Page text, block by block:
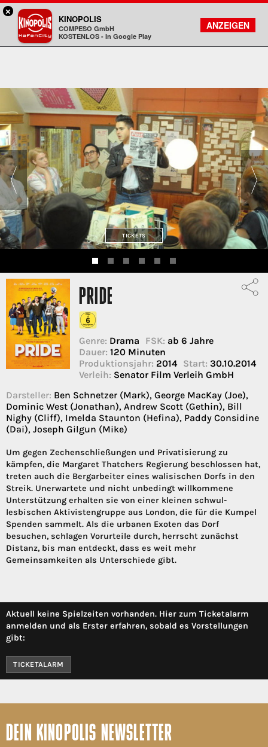
Kinopolis
FILMSUCHE
KONTO
TICKETS
PRIDE
Genre: Drama FSK: ab 6 Jahre
Dauer: 120 Minuten
Produktionsjahr: 2014 Start: 30.10.2014
Verleih: Senator Film Verleih GmbH
Darsteller: Ben Schnetzer (Mark), George MacKay (Joe),
Dominic West (Jonathan), Andrew Scott (Gethin), Bill
Nighy (Cliff), Imelda Staunton (Hefina), Paddy Considine
(Dai), Joseph Gilgun (Mike)
Um gegen Zechenschließungen und Privatisierung zu
kämpfen, die Margaret Thatchers Regierung beschlossen hat,
treten auch die Bergarbeiter eines walisischen Dorfs in den
Streik. Unerwartete und nicht unbedingt willkommene
Unterstützung erhalten sie von einer kleinen schwul-
lesbischen Aktivistengruppe aus London, die für die Kumpel
Spenden sammelt. Als die urbanen Exoten das Dorf
besuchen, schlagen Vorurteile durch, herrscht zunächst
Distanz, bis man entdeckt, dass es weit mehr
Gemeinsamkeiten als Unterschiede gibt.
Aktuell keine Spielzeiten vorhanden. Hier zum Ticketalarm
anmelden und als Erster erfahren, sobald es Vorstellungen
gibt:
TICKETALARM
DEIN KINOPOLIS NEWSLETTER
×
KINOPOLIS
COMPESO GmbH
KOSTENLOS - In Google Play
ANZEIGEN